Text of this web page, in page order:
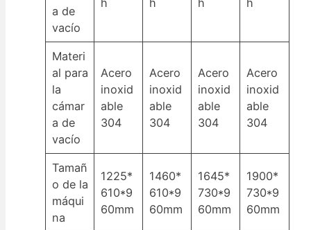
a de
vacío
Materi
al para
la
cámar
a de
vacío
Acero
inoxid
able
304
Acero
inoxid
able
304
Acero
inoxid
able
304
Acero
inoxid
able
304
Tamañ
o de la
máqui
na
1225*
610*9
60mm
1460*
610*9
60mm
1645*
730*9
60mm
1900*
730*9
60mm